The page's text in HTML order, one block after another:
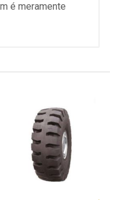
é meramente